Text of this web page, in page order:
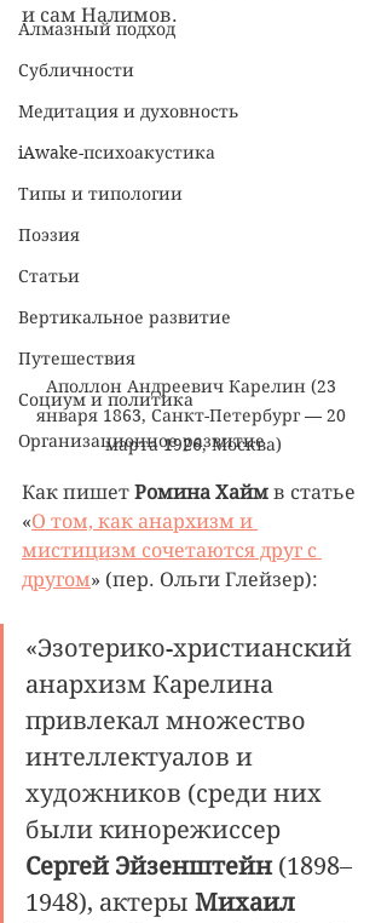
Алмазный подход
Субличности
Медитация и духовность
iAwake-психоакустика
Типы и типологии
Поэзия
Статьи
Вертикальное развитие
Путешествия
Социум и политика
Организационное развитие
и сам Налимов.
Аполлон Андреевич Карелин (23
января 1863, Санкт-Петербург — 20
марта 1926, Москва)
Как пишет Ромина Хайм в статье
«О том, как анархизм и
мистицизм сочетаются друг с
другом» (пер. Ольги Глейзер):
«Эзотерико-христианский
анархизм Карелина
привлекал множество
интеллектуалов и
художников (среди них
были кинорежиссер
Сергей Эйзенштейн (1898–
1948), актеры Михаил